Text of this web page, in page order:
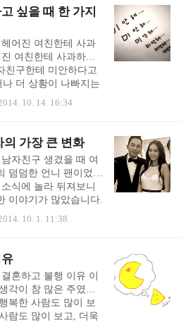
여자 때리는 남자는
현실에서는 여자 때
는 여자가 나타날까
는 여자도 문제가 있
니다. 그런데... 아는
에 괴로워 하는 것을
습니다..
싶을 때 한 가지
어진 여친한테 사과
여친한테 사과하고
친구한테 미안하다고
더 상황이 나빠지는
야 할 말을 하지 않
문입니다. 해야 할 말
시 분노하면서 정리
만드는 대화의 기술
이 끊겼습니다. 평일
작스레 인터넷이 끊겨
경우는 처음이었습니
를 했습니다. 제가 기
해 보시라. 이쪽에
10. 14. 16:34
의 가장 큰 변화
자친구 생겼을 때 여
덤덤한 언니 팬이었는
식에 놀라 뒤져보니
이야기가 많았습니다.
타일러 권은 연예계에
로서 연예인들과
지드래곤, 이병헌 등
력있는 인물이라는
로는 타일러 권은 80
하네요. 여튼 제시카
출인지 모를 이 상황
10. 1. 11:38
혼하고 불행 이유 이
각이 참 많은 주였습
복한 사람도 많이 보
람도 많이 보고, 더욱